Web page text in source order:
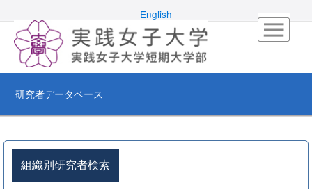
English
研究者データベース
組織別研究者検索